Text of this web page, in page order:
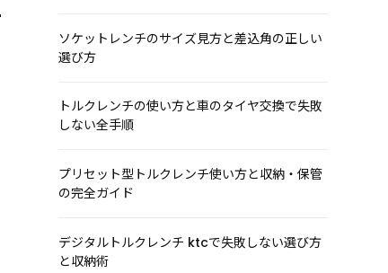
ソケットレンチのサイズ見方と差込角の正しい
選び方
トルクレンチの使い方と車のタイヤ交換で失敗
しない全手順
プリセット型トルクレンチ使い方と収納・保管
の完全ガイド
デジタルトルクレンチ ktcで失敗しない選び方
と収納術